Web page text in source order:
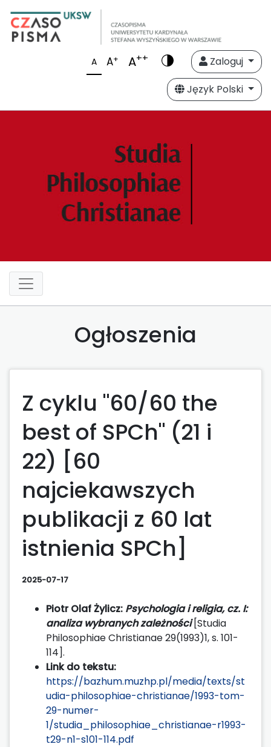
A A+ A++
Zaloguj
Język Polski
Ogłoszenia
Z cyklu "60/60 the
best of SPCh" (21 i
22) [60
najciekawszych
publikacji z 60 lat
istnienia SPCh]
2025-07-17
Piotr Olaf Żylicz: Psychologia i religia, cz. I:
analiza wybranych zależności[Studia
Philosophiae Christianae 29(1993)1, s. 101-
114].
Link do tekstu:
https://bazhum.muzhp.pl/media/texts/st
udia-philosophiae-christianae/1993-tom-
29-numer-
1/studia_philosophiae_christianae-r1993-
t29-n1-s101-114.pdf